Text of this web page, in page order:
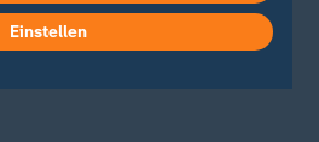
Marmoush bis zu Jamie Gittens:
Treffer der bisherigen Saison in
Einstellen